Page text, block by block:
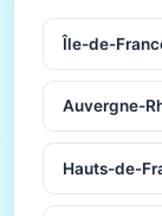
Île-de-
Auvergne-
Hauts-de-